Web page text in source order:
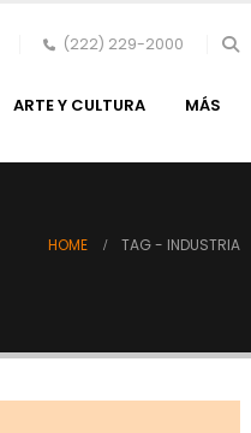
(222) 229-2000
ARTE Y CULTURA MÁS
HOME TAG - INDUSTRIA